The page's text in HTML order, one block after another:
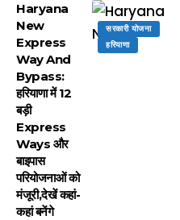
सरकारी योजना
हरियाणा
Haryana
New
Express
Way And
Bypass:
हरियाणा में 12
बड़ी
Express
Ways और
बाइपास
परियोजनाओं को
मंजूरी,देखें कहां-
कहां बनेंगे